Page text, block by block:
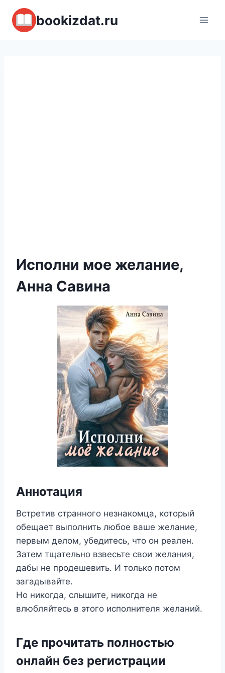
Перейти
содержимому
bookizdat.ru
Исполни мое желание,
Анна Савина
Аннотация
Встретив странного незнакомца, который
обещает выполнить любое ваше желание,
первым делом, убедитесь, что он реален.
Затем тщательно взвесьте свои желания,
дабы не продешевить. И только потом
загадывайте.
Но никогда, слышите, никогда не
влюбляйтесь в этого исполнителя желаний.
Где прочитать полностью
онлайн без регистрации